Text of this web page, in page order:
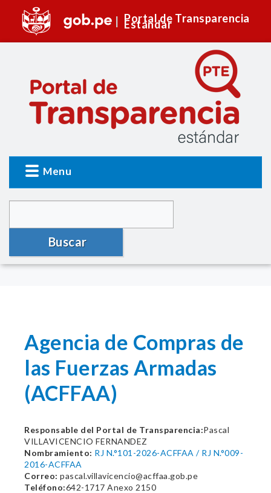
Portal de Transparencia
Estándar
Menu
Buscar
Agencia de Compras de
las Fuerzas Armadas
(ACFFAA)
Responsable del Portal de Transparencia:Pascal
VILLAVICENCIO FERNANDEZ
Nombramiento: RJ N.°101-2026-ACFFAA / RJ N.°009-
2016-ACFFAA
Correo: pascal.villavicencio@acffaa.gob.pe
Teléfono:642-1717 Anexo 2150